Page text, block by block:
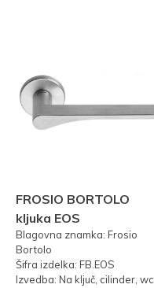
FROSIO BORTOLO
kljuka EOS
Blagovna znamka: Frosio
Bortolo
Šifra izdelka: FB.EOS
Izvedba: Na ključ, cilinder, wc